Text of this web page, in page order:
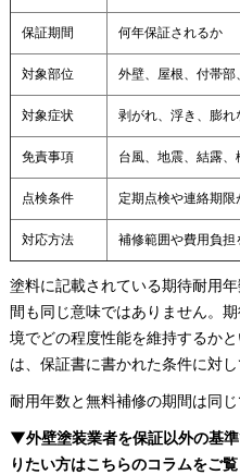
保証期間 何年保証されるか
対象部位 外壁、屋根、付帯
対象症状 剥がれ、浮き、膨
免責事項 台風、地震、結露
点検条件 定期点検や連絡期限
対応方法 補修範囲や費用負
塗料に記載されている期待耐用
間も同じ意味ではありません。
境でどの程度性能を維持するか
は、保証書に書かれた条件に対し
耐用年数と無料補修の期間は同じ
▼外壁塗装業者を保証以外の基
りたい方はこちらのコラムをご